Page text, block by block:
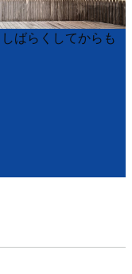
ばらくしてからも